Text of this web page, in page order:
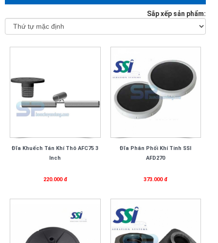
Sắp xếp sản phẩm:
Đĩa Khuếch Tán Khí Thô AFC75 3
Inch
220.000 đ
Đĩa Phân Phối Khí Tinh SSI
AFD270
373.000 đ